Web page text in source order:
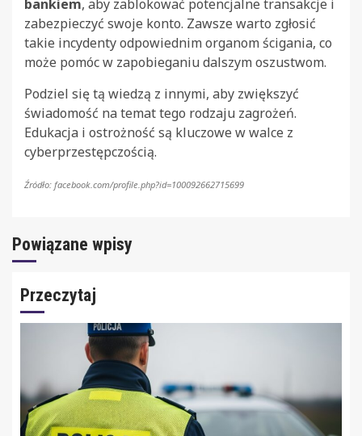
bankiem, aby zablokować potencjalne transakcje i
zabezpieczyć swoje konto. Zawsze warto zgłosić
takie incydenty odpowiednim organom ścigania, co
może pomóc w zapobieganiu dalszym oszustwom.
Podziel się tą wiedzą z innymi, aby zwiększyć
świadomość na temat tego rodzaju zagrożeń.
Edukacja i ostrożność są kluczowe w walce z
cyberprzestępczością.
Źródło: facebook.com/profile.php?id=100092662715699
Powiązane wpisy
Przeczytaj